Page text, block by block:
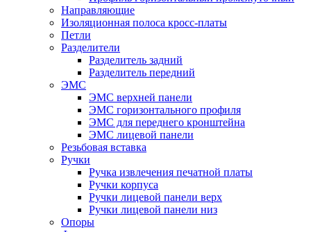
Направляющие
Изоляционная полоса кросс-платы
Петли
Разделители
Разделитель задний
Разделитель передний
ЭМС
ЭМС верхней панели
ЭМС горизонтального профиля
ЭМС для переднего кронштейна
ЭМС лицевой панели
Резьбовая вставка
Ручки
Ручка извлечения печатной платы
Ручки корпуса
Ручки лицевой панели верх
Ручки лицевой панели низ
Опоры